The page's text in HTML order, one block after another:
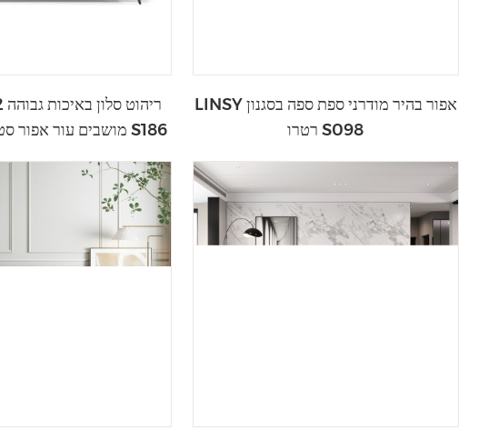
מושבים עור אפור סט ספות פינתיות S186
LINSY אפור בהיר מודרני ספת ספה בסגנון
רטרו S098